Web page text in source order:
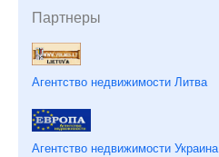
Партнеры
Агентство недвижимости Литва
Агентство недвижимости Украина